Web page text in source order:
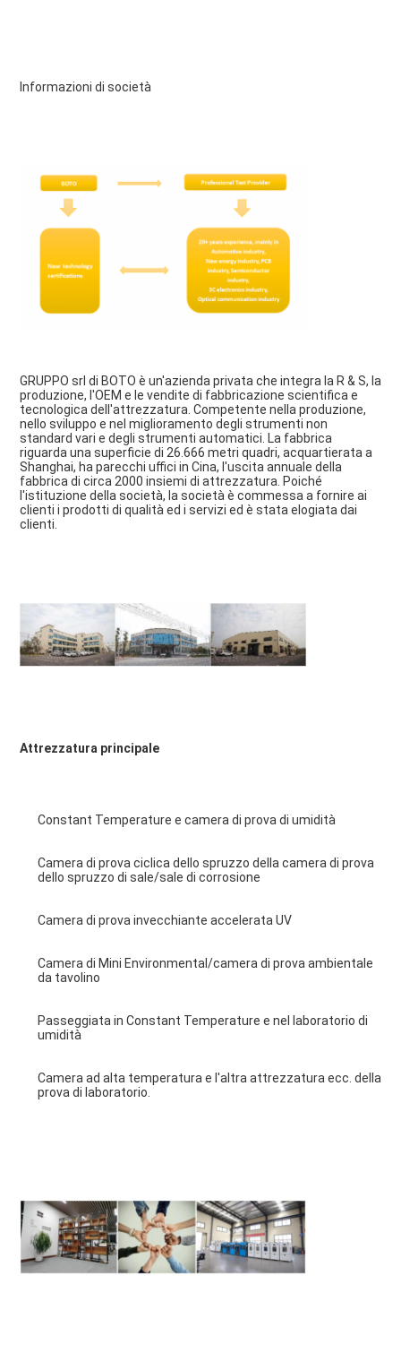
Informazioni di società
GRUPPO srl di BOTO è un'azienda privata che integra la R & S, la
produzione, l'OEM e le vendite di fabbricazione scientifica e
tecnologica dell'attrezzatura. Competente nella produzione,
nello sviluppo e nel miglioramento degli strumenti non
standard vari e degli strumenti automatici. La fabbrica
riguarda una superficie di 26.666 metri quadri, acquartierata a
Shanghai, ha parecchi uffici in Cina, l'uscita annuale della
fabbrica di circa 2000 insiemi di attrezzatura. Poiché
l'istituzione della società, la società è commessa a fornire ai
clienti i prodotti di qualità ed i servizi ed è stata elogiata dai
clienti.
Attrezzatura principale
Constant Temperature e camera di prova di umidità
Camera di prova ciclica dello spruzzo della camera di prova
dello spruzzo di sale/sale di corrosione
Camera di prova invecchiante accelerata UV
Camera di Mini Environmental/camera di prova ambientale
da tavolino
Passeggiata in Constant Temperature e nel laboratorio di
umidità
Camera ad alta temperatura e l'altra attrezzatura ecc. della
prova di laboratorio.